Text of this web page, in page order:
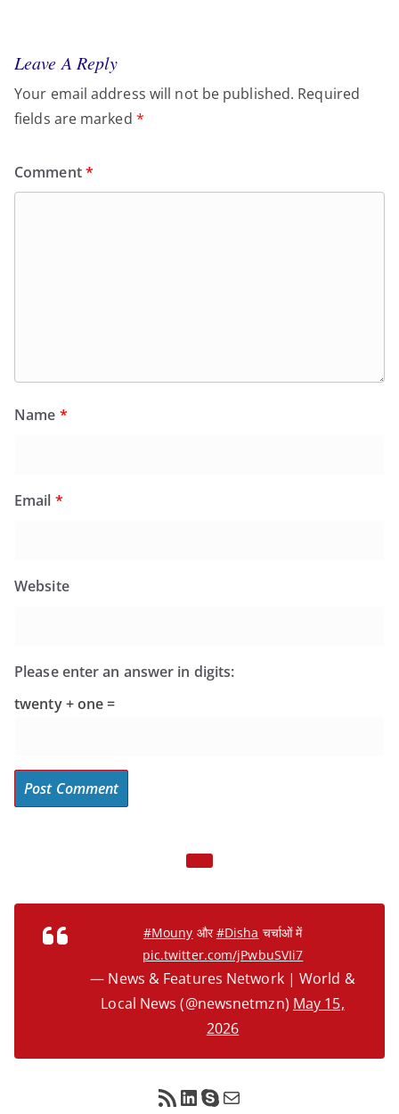
Leave A Reply
Your email address will not be published. Required
fields are marked *
Comment*
Name *
Email *
Website
Please enter an answer in digits:
twenty + one =
#Mouny और#Disha चर्चाओं में
pic.twitter.com/jPwbuSVIi7
— News & Features Network | World &
Local News (@newsnetmzn) May 15,
2026
RSS Feed LinkedIn Skype Mail